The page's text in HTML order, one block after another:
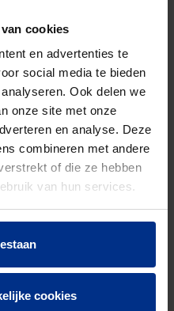
cookies
en advertenties te
social media te bieden
Ook delen we
onze site met onze
en analyse. Deze
combineren met andere
of die ze hebben
van hun services.
cookies
ONS